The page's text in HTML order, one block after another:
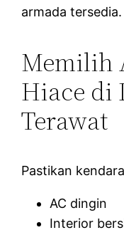
armada tersedia.
Memilih
Hiace di
Terawat
Pastikan
AC dingin
Interior